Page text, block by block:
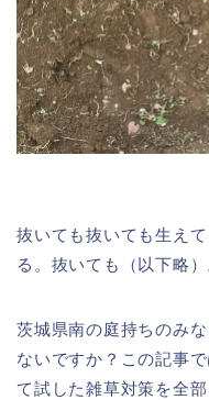
抜いても抜いても生え
る。抜いても（以下略）
茨城県南の庭持ちのみ
ないですか？この記事
て試した雑草対策を全